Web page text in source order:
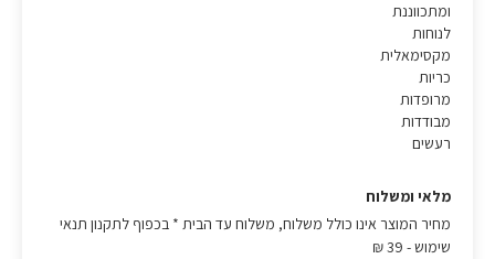
ומתכווננת
לנוחות
מקסימאלית
כריות
מרופדות
מבודדות
רעשים
מלאי ומשלוח
מחיר המוצר אינו כולל משלוח, משלוח עד הבית * בכפוף לתקנון תנאי
שימוש- 39 ₪